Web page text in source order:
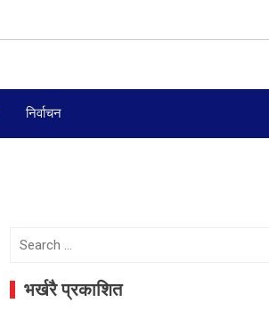
निर्वाचन
Search
भर्खरै प्रकाशित